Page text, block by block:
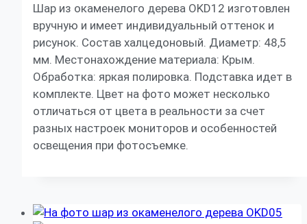
Шар из окаменелого дерева OKD12 изготовлен
вручную и имеет индивидуальный оттенок и
рисунок. Состав халцедоновый. Диаметр: 48,5
мм. Местонахождение материала: Крым.
Обработка: яркая полировка. Подставка идет в
комплекте. Цвет на фото может несколько
отличаться от цвета в реальности за счет
разных настроек мониторов и особенностей
освещения при фотосъемке.